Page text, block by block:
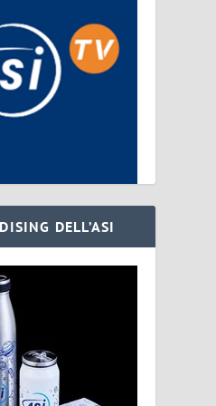
DELL’ASI